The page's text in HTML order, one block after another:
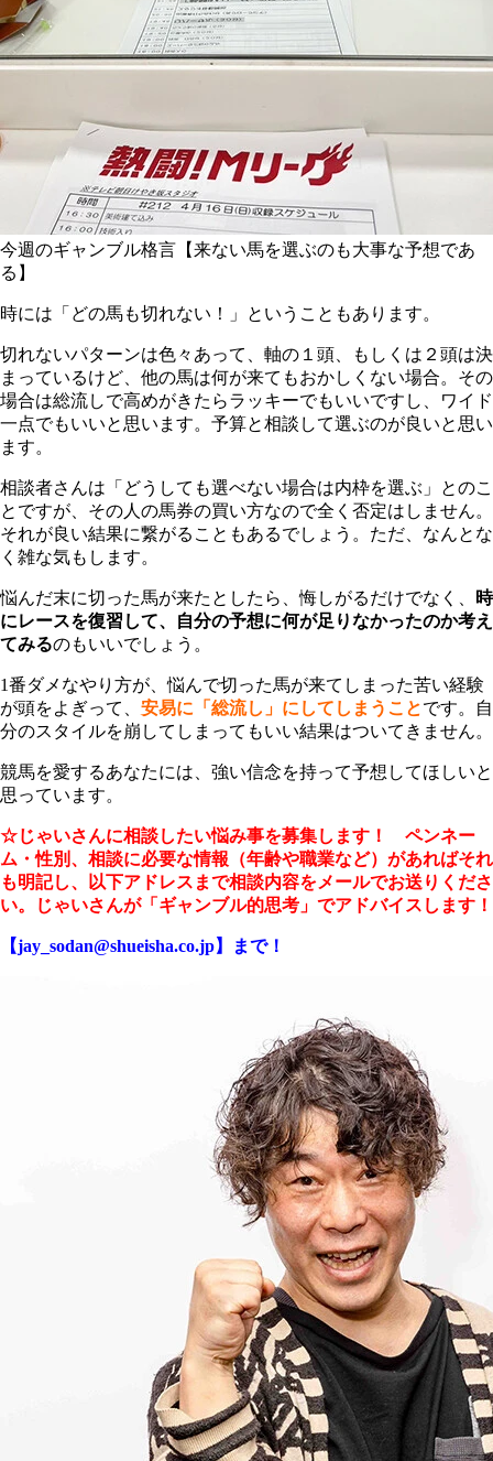
今週のギャンブル格言【来ない馬を選ぶのも大事な予想であ
る】
時には「どの馬も切れない！」ということもあります。
切れないパターンは色々あって、軸の１頭、もしくは２頭は決
まっているけど、他の馬は何が来てもおかしくない場合。その
場合は総流しで高めがきたらラッキーでもいいですし、ワイド
一点でもいいと思います。予算と相談して選ぶのが良いと思い
ます。
相談者さんは「どうしても選べない場合は内枠を選ぶ」とのこ
とですが、その人の馬券の買い方なので全く否定はしません。
それが良い結果に繋がることもあるでしょう。ただ、なんとな
く雑な気もします。
悩んだ末に切った馬が来たとしたら、悔しがるだけでなく、
時
にレースを復習して、自分の予想に何が足りなかったのか考え
てみるのもいいでしょう。
1番ダメなやり方が、悩んで切った馬が来てしまった苦い経験
が頭をよぎって、 安易に「総流し」にしてしまうことです。自
分のスタイルを崩してしまってもいい結果はついてきません。
競馬を愛するあなたには、強い信念を持って予想してほしいと
思っています。
☆じゃいさんに相談したい悩み事を募集します！ ペンネー
ム・性別、相談に必要な情報（年齢や職業など）があればそれ
も明記し、以下アドレスまで相談内容をメールでお送りくださ
い。じゃいさんが「ギャンブル的思考」でアドバイスします！
【jay_sodan@shueisha.co.jp】まで！